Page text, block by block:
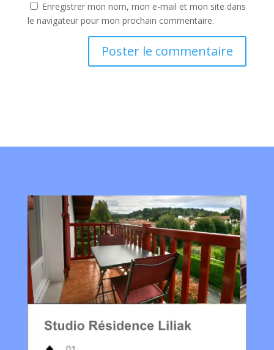
Enregistrer mon nom, mon e-mail et mon site dans
le navigateur pour mon prochain commentaire.